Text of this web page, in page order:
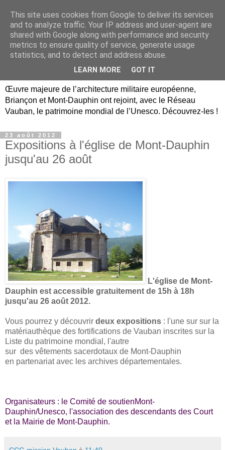
Briançon, Mont-Dauphin,
Vauban Unesco Hautes-
Œuvre majeure de l’architecture militaire européenne,
Briançon et Mont-Dauphin ont rejoint, avec le Réseau
Vauban, le patrimoine mondial de l’Unesco. Découvrez-les !
23 août 2012
Expositions à l'église de Mont-Dauphin
jusqu'au 26 août
L'église de Mont-
Dauphin est accessible gratuitement de 15h à 18h
jusqu'au 26 août 2012.
Vous pourrez y découvrir deux expositions : l'une sur sur la
matériauthèque des fortifications de Vauban inscrites sur la
Liste du patrimoine mondial, l'autre
sur des vêtements sacerdotaux de Mont-Dauphin
en partenariat avec les archives départementales.
Organisateurs : le Comité de soutienMont-
Dauphin/Unesco, l'association des descendants des Court
et la Mairie de Mont-Dauphin.
This site uses cookies from Google to deliver its services
and to analyze traffic. Your IP address and user-agent are
shared with Google along with performance and security
metrics to ensure quality of service, generate usage
statistics, and to detect and address abuse.
LEARN MORE GOT IT